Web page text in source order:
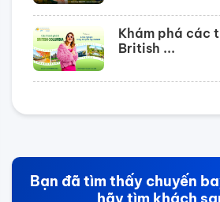
Khám phá các
British ...
Bạn đã tìm thấy chuyến
hãy tìm khách